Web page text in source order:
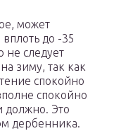
может
до -35
не следует
зиму, так как
спокойно
спокойно
должно. Это
дербенника.